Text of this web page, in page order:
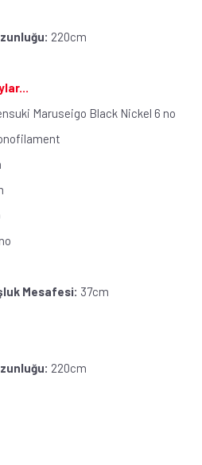
220cm
Maruseigo Black Nickel 6 no
Mesafesi: 37cm
220cm